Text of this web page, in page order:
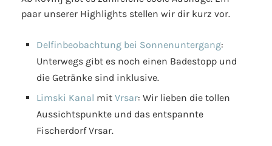
paar unserer Highlights stellen wir dir kurz vor.
Delfinbeobachtung bei Sonnenuntergang:
Unterwegs gibt es noch einen Badestopp und
die Getränke sind inklusive.
Limski Kanal mit Vrsar: Wir lieben die tollen
Aussichtspunkte und das entspannte
Fischerdorf Vrsar.